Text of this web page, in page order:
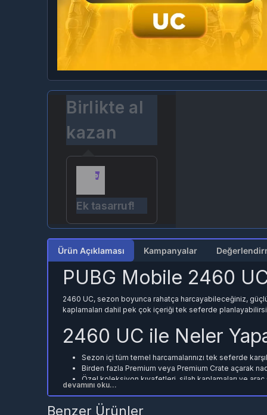
Birlikte al
kazan
Ek tasarruf!
Ürün Açıklaması Kampanyalar
PUBG Mobile 2460
2460 UC, sezon boyunca rahatça harcayabileceğiniz,
kaplamaları dahil pek çok içeriği tek seferde
2460 UC ile Neler
Sezon içi tüm temel harcamalarınızı tek seferde
Birden fazla Premium veya Premium Crate açarak
Özel koleksiyon kıyafetleri, silah kaplamaları ve araç
Sezon sonu ödülleri için UC bütçenizi güvenceye alın
devamını oku...
Benzer Ürünler